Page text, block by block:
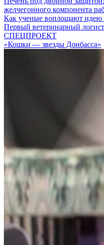
желчегонного компонента
Как ученые воплощают идею
Первый ветеринарный
СПЕЦПРОЕКТ
«Кошки — звезды Донбасса»